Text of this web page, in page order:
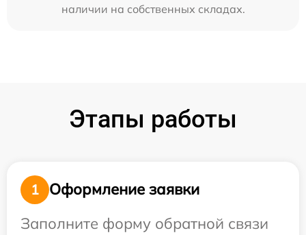
наличии на собственных складах.
Этапы работы
1
Оформление заявки
Заполните форму обратной связи